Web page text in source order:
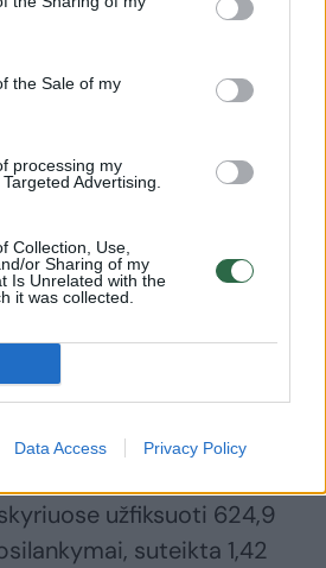
the Sale of my
processing my
Advertising.
Collection, Use,
or Sharing of my
Is Unrelated with the
it was collected.
Data Access Privacy Policy
Kauno
(3)
sveikatos priežiūros
gydymo įstaigos, iš kurių
užfiksuoti 624,9
suteikta 1,42